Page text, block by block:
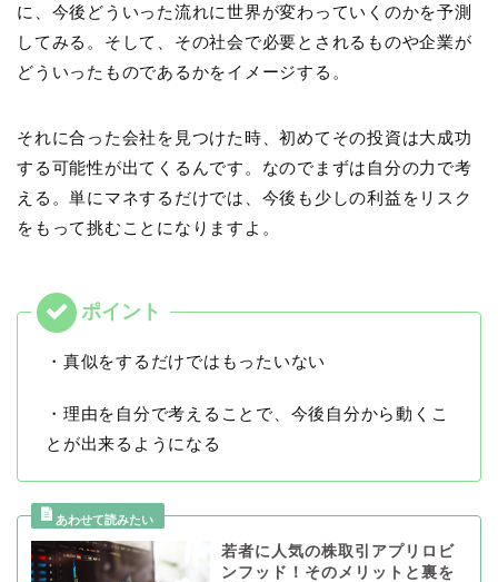
に、今後どういった流れに世界が変わっていくのかを予測
してみる。そして、その社会で必要とされるものや企業が
どういったものであるかをイメージする。
それに合った会社を見つけた時、初めてその投資は大成功
する可能性が出てくるんです。なのでまずは自分の力で考
える。単にマネするだけでは、今後も少しの利益をリスク
をもって挑むことになりますよ。
・真似をするだけではもったいない
・理由を自分で考えることで、今後自分から動くこ
とが出来るようになる
若者に人気の株取引アプリロビ
ンフッド！そのメリットと裏を